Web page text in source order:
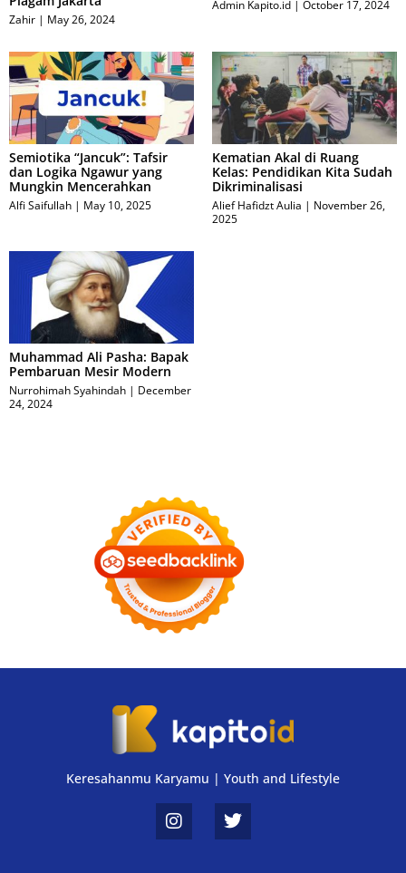
Zahir May 26, 2024
Admin Kapito.id October 17, 2024
Semiotika “Jancuk”: Tafsir
dan Logika Ngawur yang
Mungkin Mencerahkan
Alfi Saifullah May 10, 2025
Kematian Akal di Ruang
Kelas: Pendidikan Kita Sudah
Dikriminalisasi
Alief Hafidzt Aulia
November 26,
2025
Muhammad Ali Pasha: Bapak
Pembaruan Mesir Modern
Nurrohimah Syahindah
December
24, 2024
Keresahanmu Karyamu | Youth and Lifestyle